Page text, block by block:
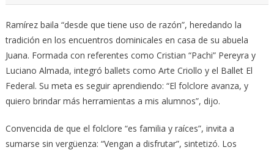
Ramírez baila “desde que tiene uso de razón”, heredando la
tradición en los encuentros dominicales en casa de su abuela
Juana. Formada con referentes como Cristian “Pachi” Pereyra y
Luciano Almada, integró ballets como Arte Criollo y el Ballet El
Federal. Su meta es seguir aprendiendo: “El folclore avanza, y
quiero brindar más herramientas a mis alumnos”, dijo.
Convencida de que el folclore “es familia y raíces”, invita a
sumarse sin vergüenza: “Vengan a disfrutar”, sintetizó. Los